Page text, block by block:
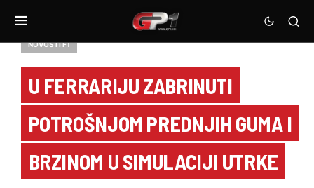
NOVOSTI F1
U FERRARIJU ZABRINUTI
POTROŠNJOM PREDNJIH GUMA I
BRZINOM U SIMULACIJI UTRKE